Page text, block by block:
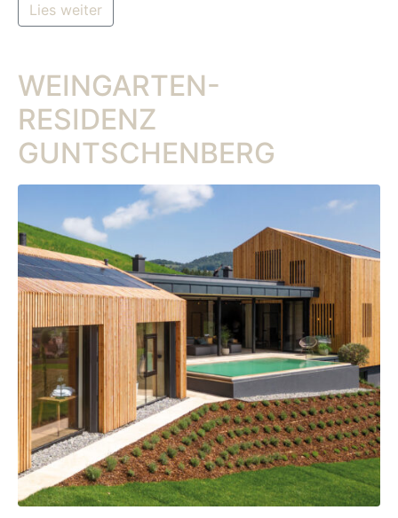
Lies weiter
WEINGARTEN-
RESIDENZ
GUNTSCHENBERG